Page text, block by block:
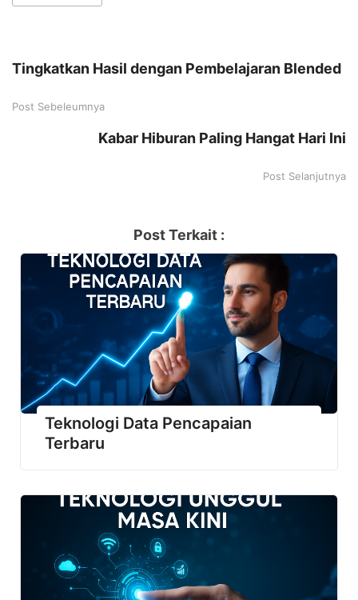
Tingkatkan Hasil dengan Pembelajaran Blended
Post Sebeleumnya
Kabar Hiburan Paling Hangat Hari Ini
Post Selanjutnya
Post Terkait :
Teknologi Data Pencapaian
Terbaru